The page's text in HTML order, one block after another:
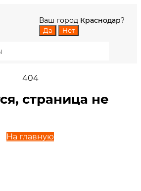
Ваш город Краснодар?
404
страница не
На главную